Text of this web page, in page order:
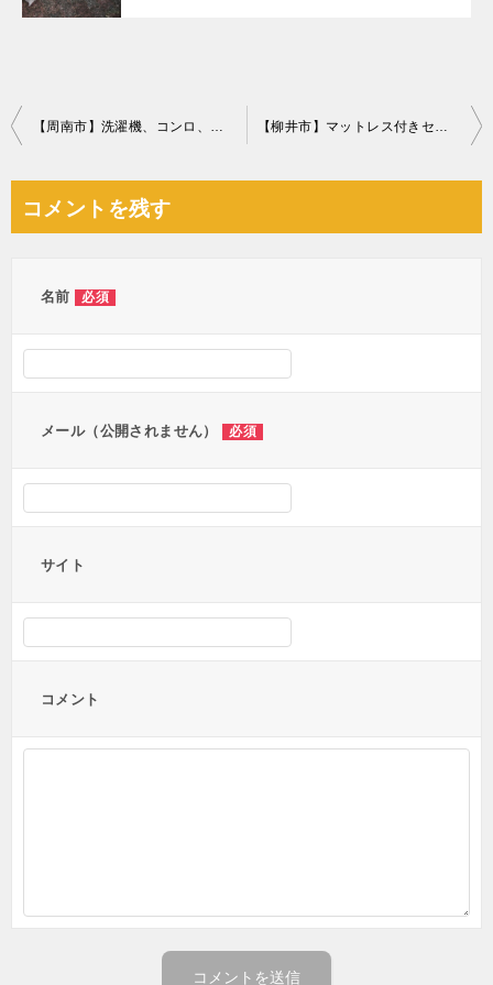
投
ビ
【周南市】洗濯機、コンロ、三段ボックス、物干し台、本棚等の回収 【柳井市】マットレス付きセミダブルベッドの回収・処分ご依頼
コメントを残す
名前 必須
メール（公開されません） 必須
サイト
コメント